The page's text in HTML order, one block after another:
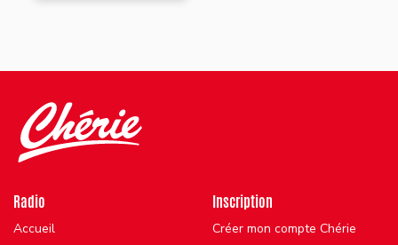
Radio
Accueil
Inscription
Créer mon compte Chérie